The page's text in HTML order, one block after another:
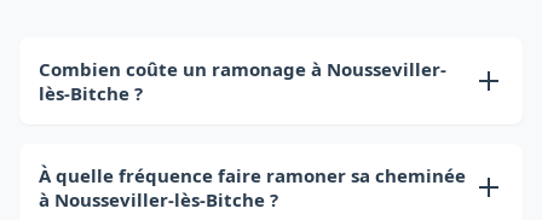
Combien coûte un ramonage à Nousseviller-
lès-Bitche ?
varie de 50 à 100€ selon le type d'installation. Ce
tarif inclut le déplacement, le ramonage et le
À quelle fréquence faire ramoner sa cheminée
à Nousseviller-lès-Bitche ?